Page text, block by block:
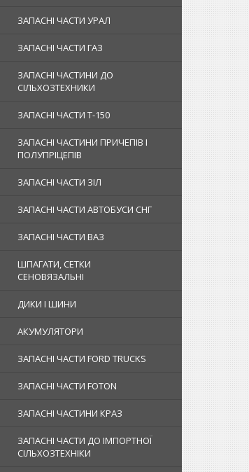
ЗАПАСНІ ЧАСТИ УРАЛ
ЗАПАСНІ ЧАСТИ ГАЗ
ЗАПАСНІ ЧАСТИНИ ДО
СІЛЬХОЗТЕХНИКИ
ЗАПАСНІ ЧАСТИ Т-150
ЗАПАСНІ ЧАСТИНИ ПРИЧЕПІВ І
ПОЛУПРІЦЕПІВ
ЗАПАСНІ ЧАСТИ ЗІЛ
ЗАПАСНІ ЧАСТИ АВТОБУСИ СНГ
ЗАПАСНІ ЧАСТИ ВАЗ
ШПАГАТИ, СЕТКИ
СЕНОВЯЗАЛЬНІ
ДИКИ І ШИНИ
АКУМУЛЯТОРИ
ЗАПАСНІ ЧАСТИ FORD TRUCKS
ЗАПАСНІ ЧАСТИ FOTON
ЗАПАСНІ ЧАСТИНИ КРАЗ
ЗАПАСНІ ЧАСТИ ДО ІМПОРТНОЇ
СІЛЬХОЗТЕХНІКИ